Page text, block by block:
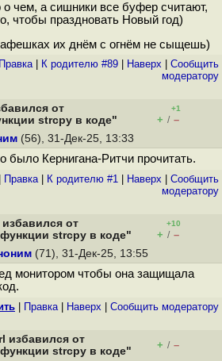
о чем, а сишники все буфер считают,
чтобы праздновать Новый год)
их днём с огнём не сыщешь)
Правка| К родителю #89 Наверх
Cообщить
модератору
от
strcpy в коде"
+1
+ / –
(56), 31-Дек-25, 13:33
было Кернигана-Ритчи прочитать.
Правка| К родителю #1 Наверх
Cообщить
модератору
от
strcpy в коде"
+10
+ / –
(71), 31-Дек-25, 13:55
монитором чтобы она защищала
Правка| Наверх Cообщить модератору
избавился от
strcpy в коде"
+ / –